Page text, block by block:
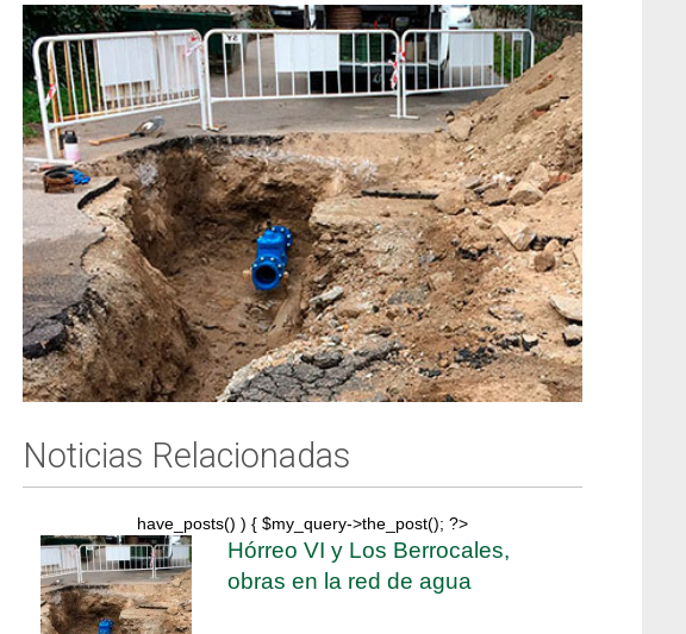
Noticias Relacionadas
have_posts() ) { $my_query->the_post(); ?>
Hórreo VI y Los Berrocales,
obras en la red de agua